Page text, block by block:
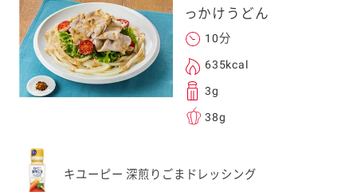
っかけうどん
10分
635kcal
3g
38g
キユーピー 深煎りごまドレッシング